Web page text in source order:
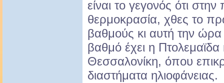
είναι το γεγονός ότι
θερμοκρασία, χθες το
βαθμούς κι αυτή την
βαθμό έχει η
Θεσσαλονίκη, όπου
διαστήματα ηλιοφάνειας.